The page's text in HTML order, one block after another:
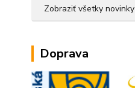
Zobraziť všetky novinky
Doprava